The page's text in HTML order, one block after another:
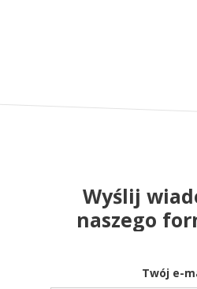
Twój e-
Wyślij
naszego